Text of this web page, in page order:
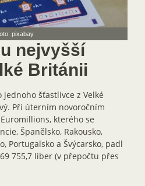
pixabay
nejvyšší
Británii
šťastlivce z Velké
Při úterním novoročním
kterého se
Španělsko, Rakousko,
Portugalsko a Švýcarsko, padl
755,7 liber (v přepočtu přes